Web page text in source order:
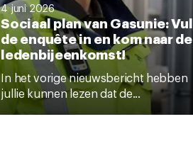
4 juni 2026
Sociaal plan van Gasunie: Vul
de enquête in en kom naar de
ledenbijeenkomst!
In het vorige nieuwsbericht hebben
jullie kunnen lezen dat de...